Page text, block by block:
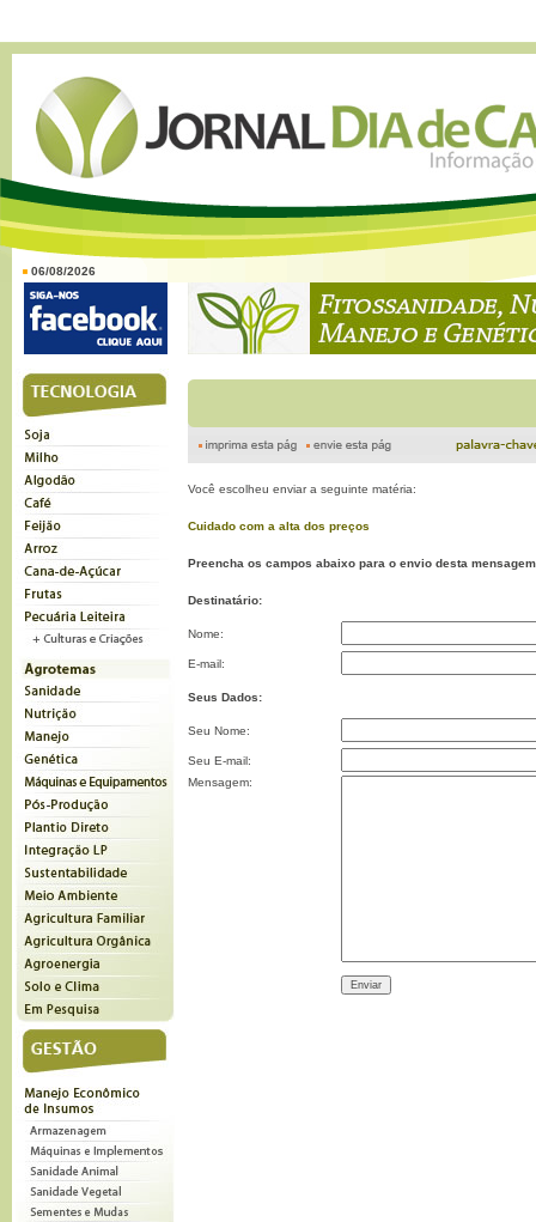
06/08/2026
Você escolheu enviar a seguinte matéria:
Cuidado com a alta dos preços
Preencha os campos abaixo para o envio desta
Destinatário:
Nome:
E-mail:
Seus Dados:
Seu Nome:
Seu E-mail:
Mensagem: